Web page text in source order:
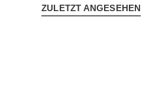
ZULETZT ANGESEHEN